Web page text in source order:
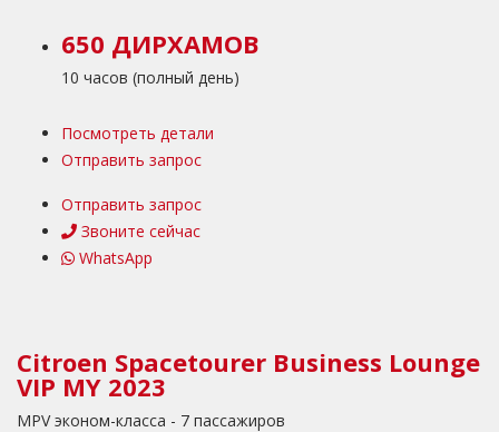
650 ДИРХАМОВ
10 часов (полный день)
Посмотреть детали
Отправить запрос
Отправить запрос
Звоните сейчас
WhatsApp
Citroen Spacetourer Business Lounge
VIP MY 2023
MPV эконом-класса - 7 пассажиров